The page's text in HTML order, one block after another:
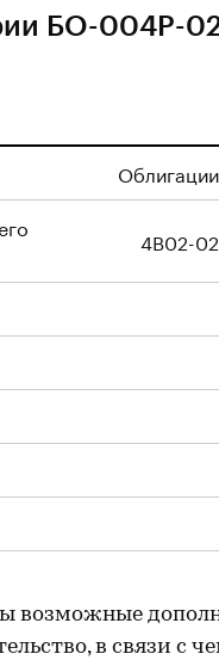
БО-004P-
4B02-
возможные
в связи с